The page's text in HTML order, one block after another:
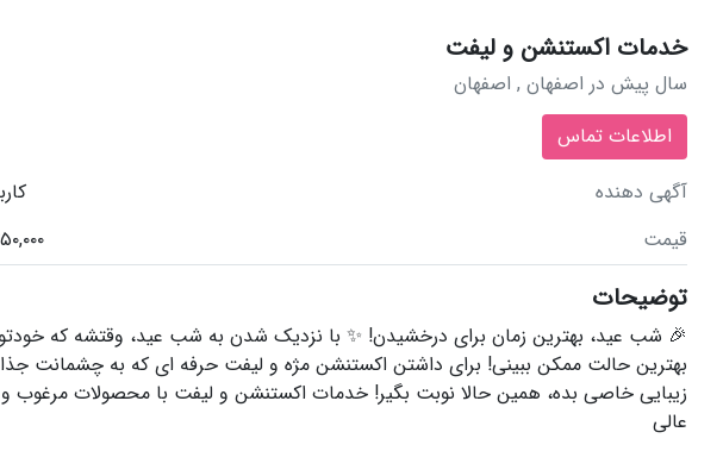
خدمات اکستنشن و لیفت
سال پیش در اصفهان , اصفهان
اطلاعات تماس
آگهی دهنده
قیمت
450,000
توضیحات
🎉 شب عید، بهترین زمان برای درخشیدن! ✨ با نزدیک شدن به شب عید، وقتشه که
بهترین حالت ممکن ببینی! برای داشتن اکستنشن مژه و لیفت حرفه ای که به چشمانت
زیبایی خاصی بده، همین حالا نوبت بگیر! خدمات اکستنشن و لیفت با محصولات مرغوب
عالی